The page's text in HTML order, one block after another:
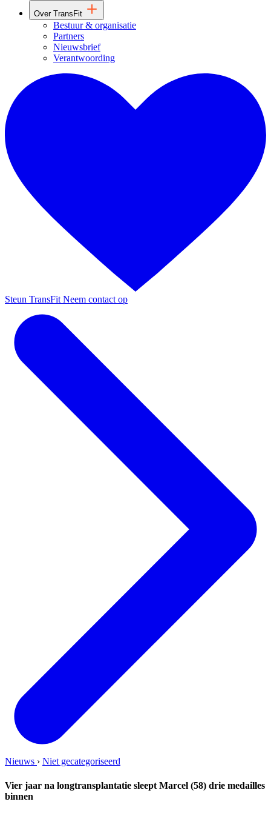
Over TransFit
Bestuur & organisatie
Partners
Nieuwsbrief
Verantwoording
Steun TransFit Neem contact op
Nieuws › Niet gecategoriseerd
Vier jaar na longtransplantatie sleept Marcel (58) drie medailles
binnen